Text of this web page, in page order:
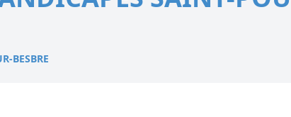
immobilière valeur vénale
BESBRE